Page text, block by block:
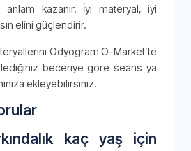
anlam kazanır. İyi materyal, iyi
elini güçlendirir.
Odyogram O-Market’te
beceriye göre seans ya
ekleyebilirsiniz.
kaç yaş için